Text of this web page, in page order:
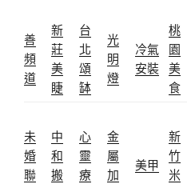
善
頻
道
新
莊
美
睫
台
北
頌
缽
光
明
燈
冷氣
安裝
桃
園
美
食
未
婚
聯
中
和
搬
心
靈
療
金
屬
加
美甲
新
竹
米